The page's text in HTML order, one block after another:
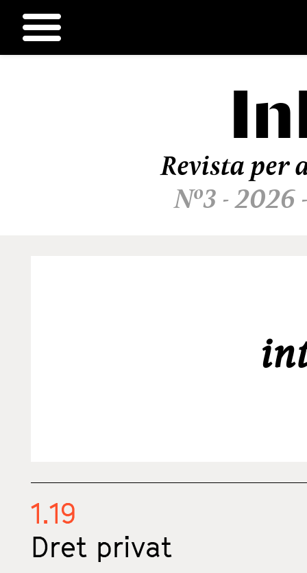
Revista per
Nº3 - 2026
1.19
Dret privat